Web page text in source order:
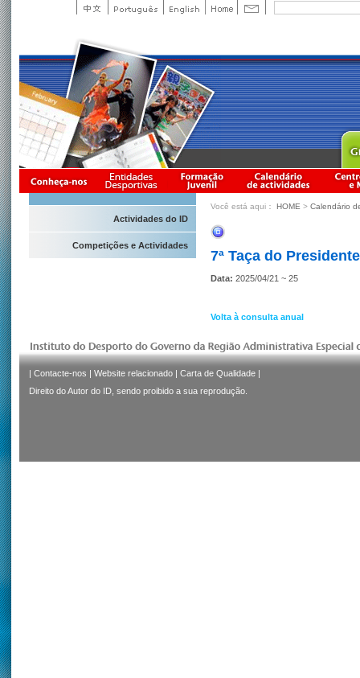
Actividades do ID
Competições e Actividades
Você está aqui： HOME > Calendário
7ª Taça do
Data: 2025/04/21 ~ 25
Volta à consulta anual
| Contacte-nos | Website relacionado | Carta de Qualidade |
Direito do Autor do ID, sendo proibido a sua reprodução.